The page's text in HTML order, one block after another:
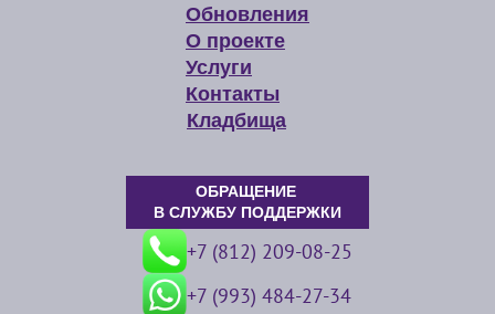
Обновления
О проекте
Услуги
Контакты
Кладбища
ОБРАЩЕНИЕ
В СЛУЖБУ ПОДДЕРЖКИ
+7 (812) 209-08-25
+7 (993) 484-27-34